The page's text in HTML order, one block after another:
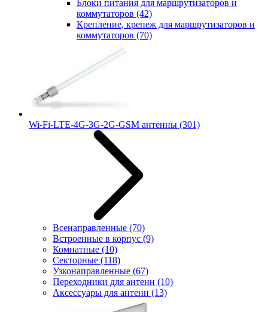
Блоки питания для маршрутизаторов и
коммутаторов (42)
Крепление, крепеж для маршрутизаторов и
коммутаторов (70)
Wi-Fi-LTE-4G-3G-2G-GSM антенны (301)
Всенаправленные (70)
Встроенные в корпус (9)
Комнатные (10)
Секторные (118)
Узконаправленные (67)
Переходники для антенн (10)
Аксессуары для антенн (13)